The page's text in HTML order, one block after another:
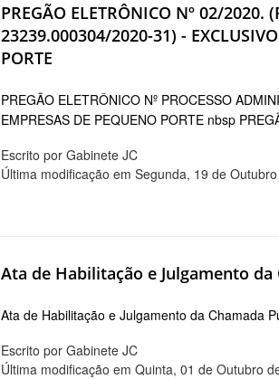
PREGÃO ELETRÔNICO Nº 02/2020.
23239.000304/2020-31) -
PORTE
PREGÃO ELETRÔNICO Nº PROCESSO
EMPRESAS DE PEQUENO PORTE nbsp
Escrito por Gabinete JC
Última modificação em Segunda, 19 de
Ata de Habilitação e Julgamento da
Ata de Habilitação e Julgamento da Chamada
Escrito por Gabinete JC
Última modificação em Quinta, 01 de Outubro